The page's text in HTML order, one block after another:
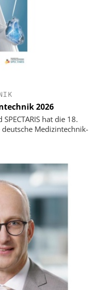
2026
hat die 18.
deutsche Medizintechnik-